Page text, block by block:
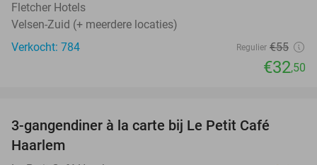
Fletcher Hotels
Velsen-Zuid (+ meerdere locaties)
Verkocht: 784
Regulier €55
€32,50
3-gangendiner à la carte bij Le Petit Café
Haarlem